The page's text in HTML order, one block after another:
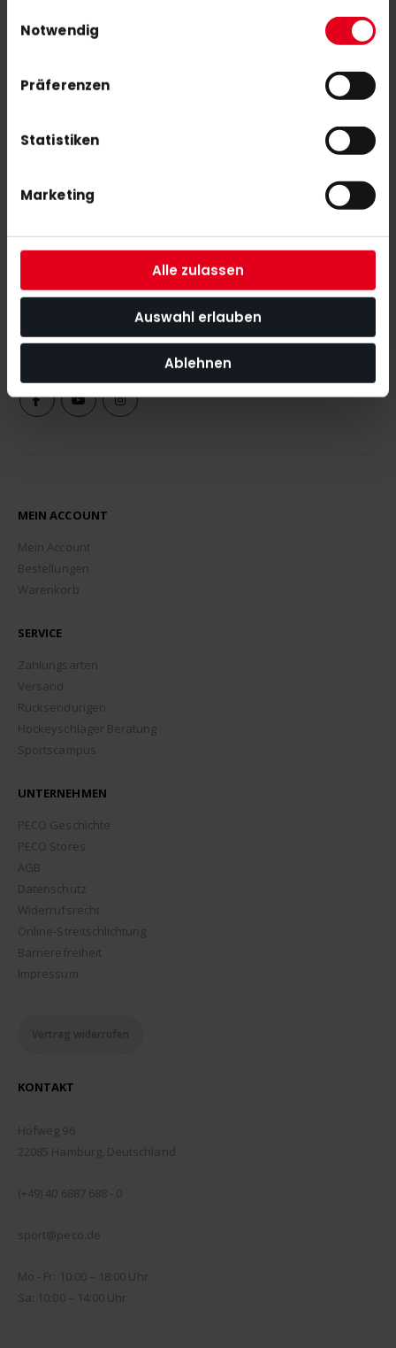
Nutzung der Dienste gesammelt haben.
Notwendig
Präferenzen
Statistiken
Marketing
Alle zulassen
Auswahl erlauben
Ablehnen
Mit unserem Newsletter seid ihr immer auf den neuesten Stand
was News, Tipps und Rabattaktionen rund um unseren Shop
angeht.
MEIN ACCOUNT
Mein Account
Bestellungen
Warenkorb
SERVICE
Zahlungsarten
Versand
Rücksendungen
Hockeyschläger Beratung
Sportscampus
UNTERNEHMEN
PECO Geschichte
PECO Stores
AGB
Datenschutz
Widerrufsrecht
Online-Streitschlichtung
Barrierefreiheit
Impressum
Vertrag widerrufen
KONTAKT
Hofweg 96
22085 Hamburg, Deutschland
(+49) 40 6887 688 - 0
sport@peco.de
Mo - Fr: 10:00 – 18:00 Uhr
Sa: 10:00 – 14:00 Uhr